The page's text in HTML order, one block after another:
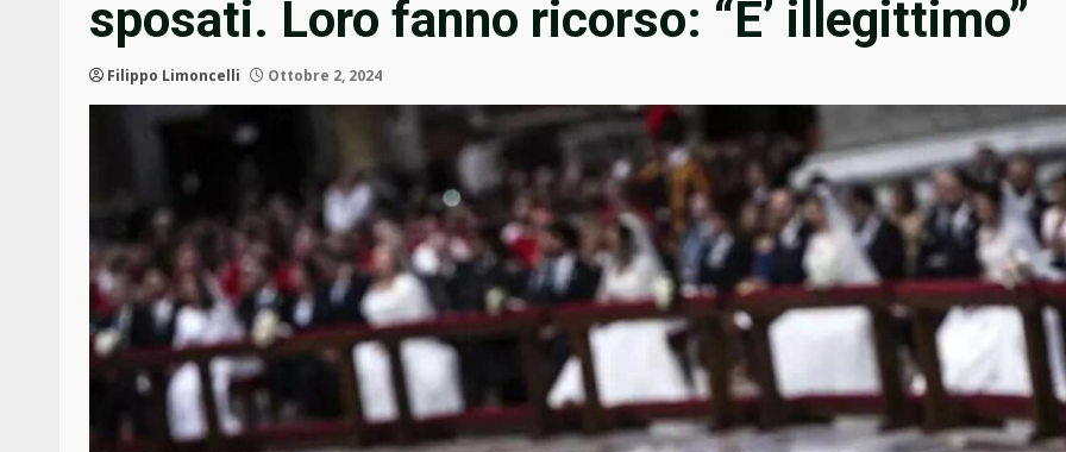
sposati. Loro fanno ricorso: “E’ illegittimo”
Filippo Limoncelli Ottobre 2, 2024